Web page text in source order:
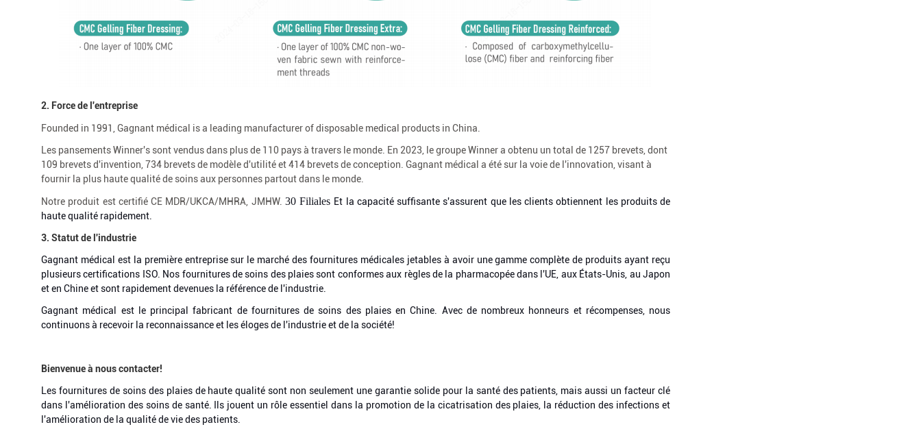
2. Force de l'entreprise
Founded in 1991, Gagnant médical is a leading manufacturer of disposable medical products in China.
Les pansements Winner's sont vendus dans plus de 110 pays à travers le monde. En 2023, le groupe Winner a obtenu un total de 1257 brevets, dont
109 brevets d'invention, 734 brevets de modèle d'utilité et 414 brevets de conception. Gagnant médical a été sur la voie de l'innovation, visant à
fournir la plus haute qualité de soins aux personnes partout dans le monde.
Notre produit est certifié CE MDR/UKCA/MHRA, JMHW. 30 Filiales Et la capacité suffisante s'assurent que les clients obtiennent les produits de
haute qualité rapidement.
3. Statut de l'industrie
Gagnant médical est la première entreprise sur le marché des fournitures médicales jetables à avoir une gamme complète de produits ayant reçu
plusieurs certifications ISO. Nos fournitures de soins des plaies sont conformes aux règles de la pharmacopée dans l'UE, aux États-Unis, au Japon
et en Chine et sont rapidement devenues la référence de l'industrie.
Gagnant médical est le principal fabricant de fournitures de soins des plaies en Chine. Avec de nombreux honneurs et récompenses, nous
continuons à recevoir la reconnaissance et les éloges de l'industrie et de la société!
Bienvenue à nous contacter!
Les fournitures de soins des plaies de haute qualité sont non seulement une garantie solide pour la santé des patients, mais aussi un facteur clé
dans l'amélioration des soins de santé. Ils jouent un rôle essentiel dans la promotion de la cicatrisation des plaies, la réduction des infections et
l'amélioration de la qualité de vie des patients.